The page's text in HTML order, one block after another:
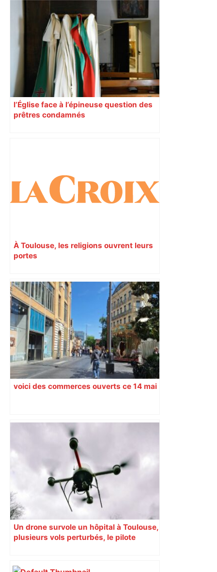
l’Église face à l’épineuse question des
prêtres condamnés
À Toulouse, les religions ouvrent leurs
portes
voici des commerces ouverts ce 14 mai
Un drone survole un hôpital à Toulouse,
plusieurs vols perturbés, le pilote